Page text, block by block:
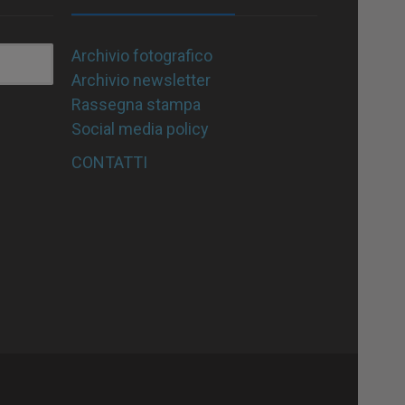
Archivio fotografico
Archivio newsletter
Rassegna stampa
Social media policy
CONTATTI